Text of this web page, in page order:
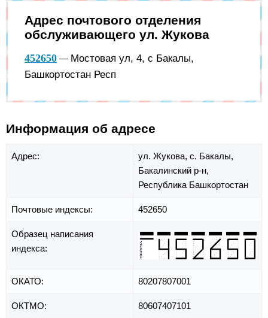
Адрес почтового отделения
обслуживающего ул. Жукова
452650 — Мостовая ул, 4, с Бакалы,
Башкортостан Респ
Информация об адресе
Адрес: ул. Жукова, с. Бакалы,
Бакалинский р-н,
Республика Башкортостан
Почтовые индексы: 452650
Образец написания
индекса:
ОКАТО: 80207807001
ОКТМО: 80607407101